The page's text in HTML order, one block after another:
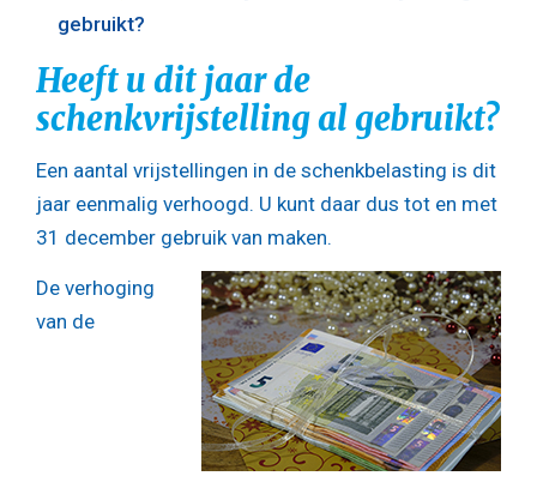
gebruikt?
Heeft u dit jaar de
schenkvrijstelling al gebruikt?
Een aantal vrijstellingen in de schenkbelasting is dit
jaar eenmalig verhoogd. U kunt daar dus tot en met
31 december gebruik van maken.
De verhoging
van de